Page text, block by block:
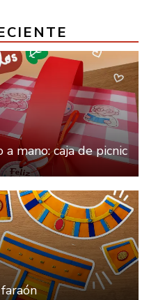
mano: caja de picnic